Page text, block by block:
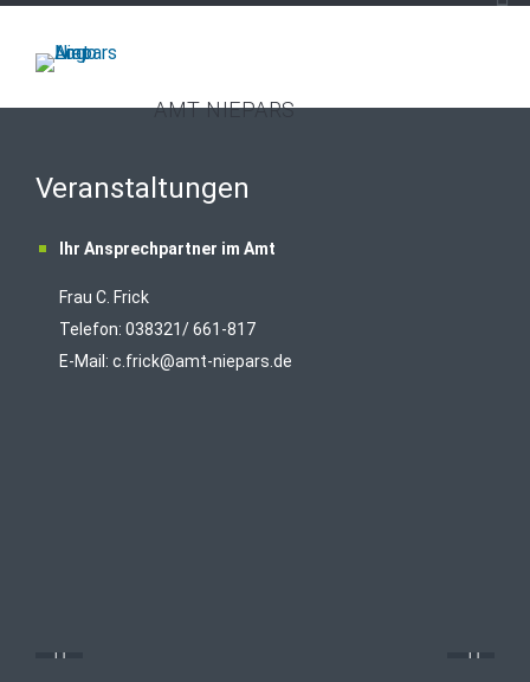
AMT NIEPARS
Veranstaltungen
Ihr Ansprechpartner im Amt
Frau C. Frick
Telefon: 038321/ 661-817
E-Mail: c.frick@amt-niepars.de